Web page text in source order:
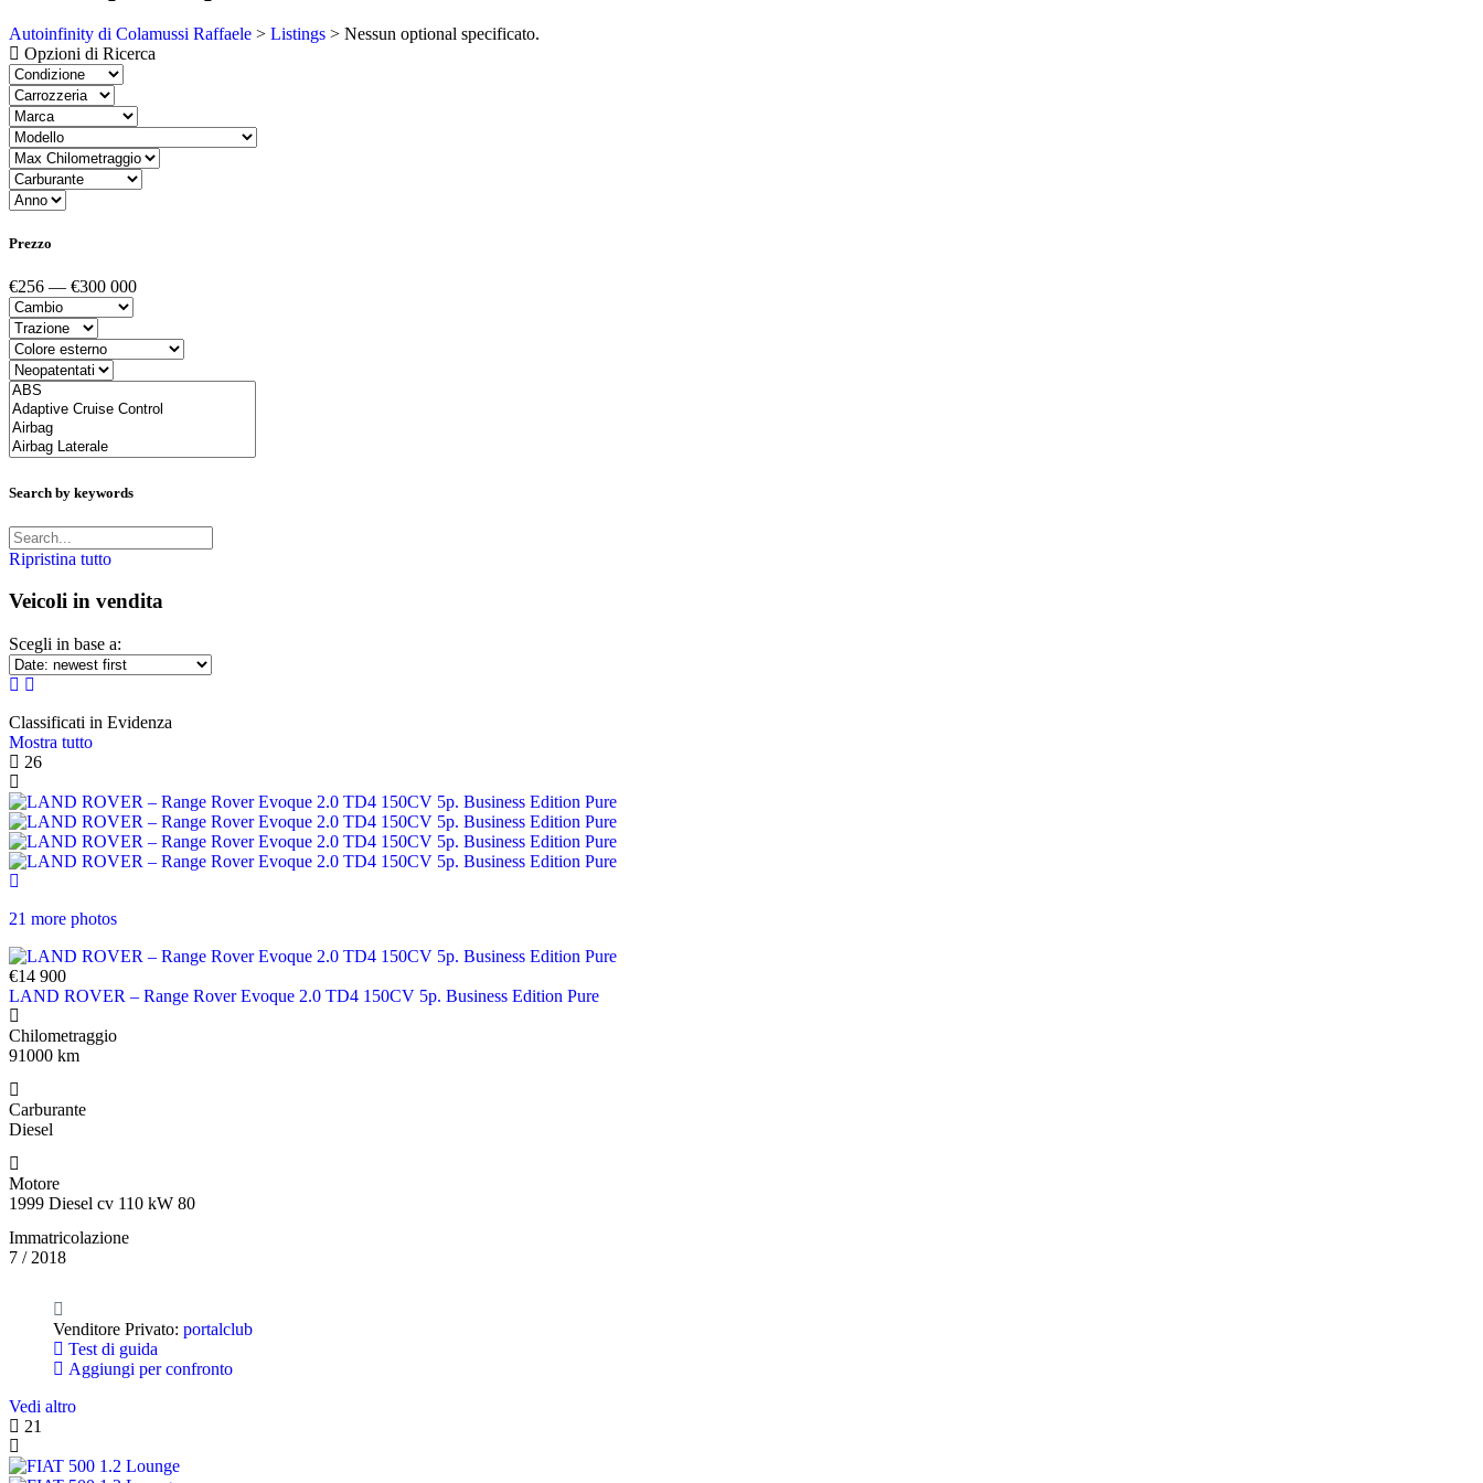
Autoinfinity di Colamussi Raffaele > Listings > Nessun optional specificato.
Opzioni di Ricerca
Prezzo
€256 — €300 000
Search by keywords
Ripristina tutto
Veicoli in vendita
Scegli in base a:
Classificati in Evidenza
Mostra tutto
26
21 more photos
€14 900
LAND ROVER – Range Rover Evoque 2.0 TD4 150CV 5p. Business Edition Pure
Chilometraggio
91000 km
Carburante
Diesel
Motore
1999 Diesel cv 110 kW 80
Immatricolazione
7 / 2018
Venditore Privato: portalclub
Test di guida
Aggiungi per confronto
Vedi altro
21